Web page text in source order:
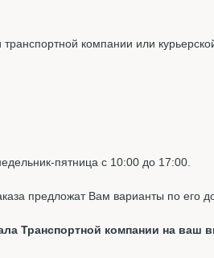
компании или
пятница с 10:00 до 17:00.
предложат Вам варианты по его
Транспортной компании на ваш